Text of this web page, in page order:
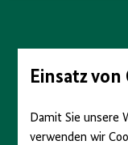
Seiteninhalt
springenEinsatz von
Damit Sie unsere
verwenden wir